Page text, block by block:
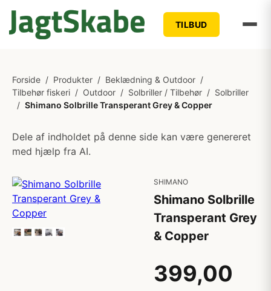
TILBUD
Forside / Produkter / Beklædning & Outdoor /
Tilbehør fiskeri / Outdoor / Solbriller / Tilbehør / Solbriller
/ Shimano Solbrille Transperant Grey & Copper
Dele af indholdet på denne side kan være genereret
med hjælp fra AI.
SHIMANO
Shimano Solbrille
Transperant Grey
& Copper
399,00